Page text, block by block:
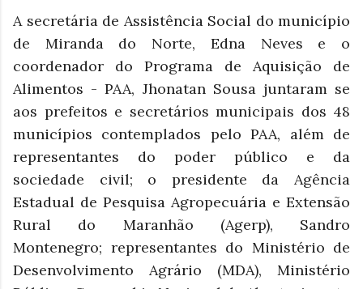
A secretária de Assistência Social do município
de Miranda do Norte, Edna Neves e o
coordenador do Programa de Aquisição de
Alimentos - PAA, Jhonatan Sousa juntaram se
aos prefeitos e secretários municipais dos 48
municípios contemplados pelo PAA, além de
representantes do poder público e da
sociedade civil; o presidente da Agência
Estadual de Pesquisa Agropecuária e Extensão
Rural do Maranhão (Agerp), Sandro
Montenegro; representantes do Ministério de
Desenvolvimento Agrário (MDA), Ministério